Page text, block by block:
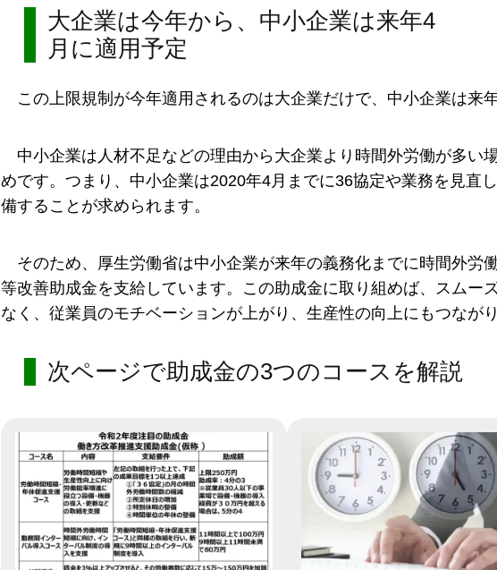
大企業は今年から、中小企業は来年4
月に適用予定
この上限規制が今年適用されるのは大企業だけで、中小企業は来
中小企業は人材不足などの理由から大企業より時間外労働が多い
めです。つまり、中小企業は2020年4月までに36協定や業務を見直
備することが求められます。
そのため、厚生労働省は中小企業が来年の義務化までに時間外労
等改善助成金を支給しています。この助成金に取り組めば、スムー
なく、従業員のモチベーションが上がり、生産性の向上にもつなが
次ページで助成金の3つのコースを解説